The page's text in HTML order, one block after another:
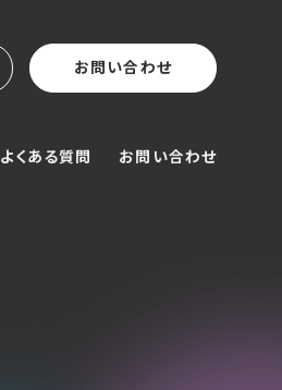
お問い合わせ
よくある質問 お問い合わせ